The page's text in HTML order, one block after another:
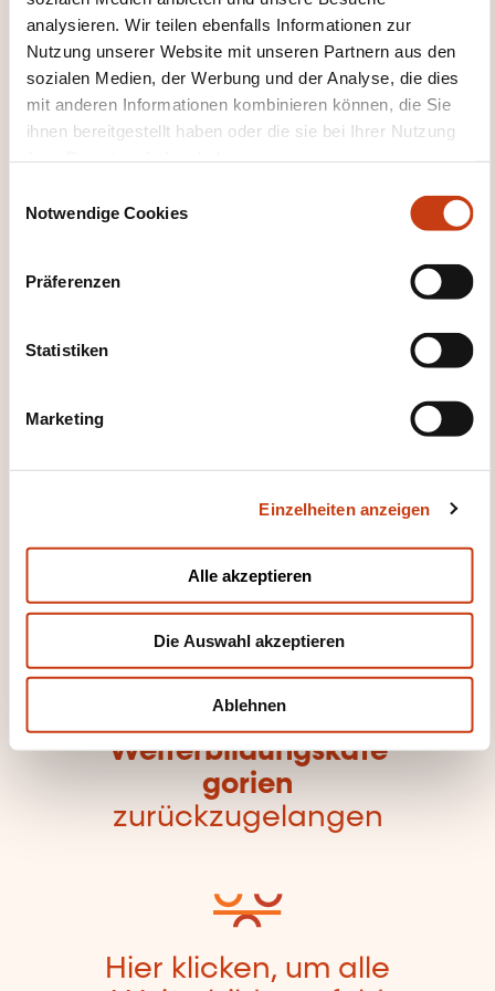
analysieren. Wir teilen ebenfalls Informationen zur
Nutzung unserer Website mit unseren Partnern aus den
sozialen Medien, der Werbung und der Analyse, die dies
mit anderen Informationen kombinieren können, die Sie
ihnen bereitgestellt haben oder die sie bei Ihrer Nutzung
Notwendige Cookies
Präferenzen
Statistiken
Marketing
Einzelheiten anzeigen
Alle akzeptieren
Die Auswahl akzeptieren
Ablehnen
Datenschutz-Grundverordnung
Datenschutzrecht
Disziplinargewalt
Forderungsbeitreibung
Geistiges
Eigentumsrecht
Gemeinschafts-Handelsrecht
Gemeinschaftsrecht
Gesellschaftsgründung
Gesellschaftsrecht
Gesetzliche Grundlage
Vereinigung ohne Gewinnzweck
Haftung der
Handelsverträge
Internationale Verträge
Liegenschaftsrecht
Öffentliches Recht
Recht berufliche Weiterbildung
Recht des
Sozialversicherungsrecht
Urheberrecht
Vertragsrecht
Verwaltungsrecht
Zivilrecht
Hier klicken, um zur
Seite der
Weiterbildungskate
gorien
zurückzugelangen
Hier klicken, um alle